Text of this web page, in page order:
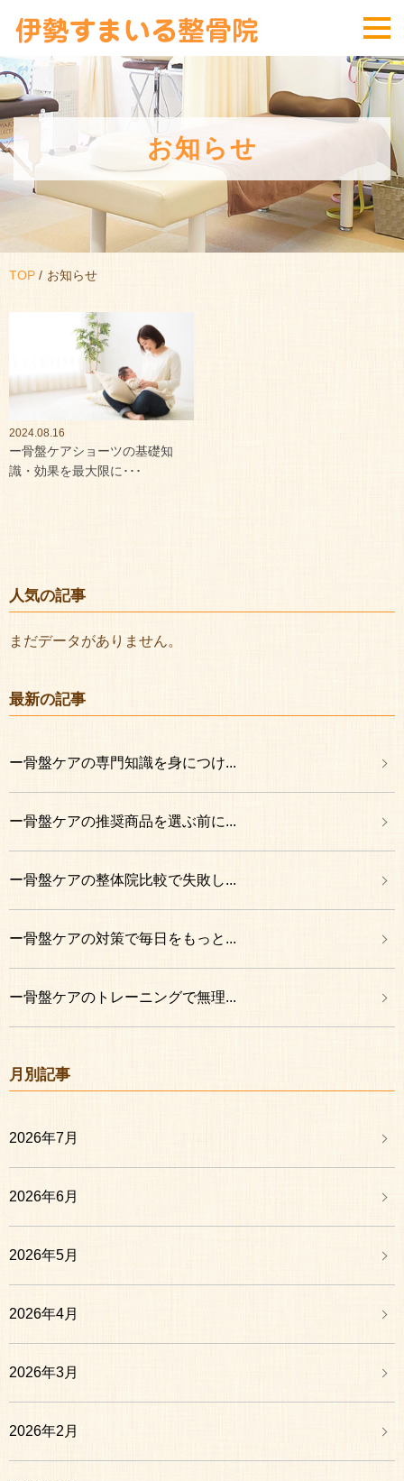
お知らせ
TOP お知らせ
2024.08.16
ー骨盤ケアショーツの基礎知
識・効果を最大限に･･･
人気の記事
まだデータがありません。
最新の記事
ー骨盤ケアの専門知識を身につけ...
ー骨盤ケアの推奨商品を選ぶ前に...
ー骨盤ケアの整体院比較で失敗し...
ー骨盤ケアの対策で毎日をもっと...
ー骨盤ケアのトレーニングで無理...
月別記事
2026年7月
2026年6月
2026年5月
2026年4月
2026年3月
2026年2月